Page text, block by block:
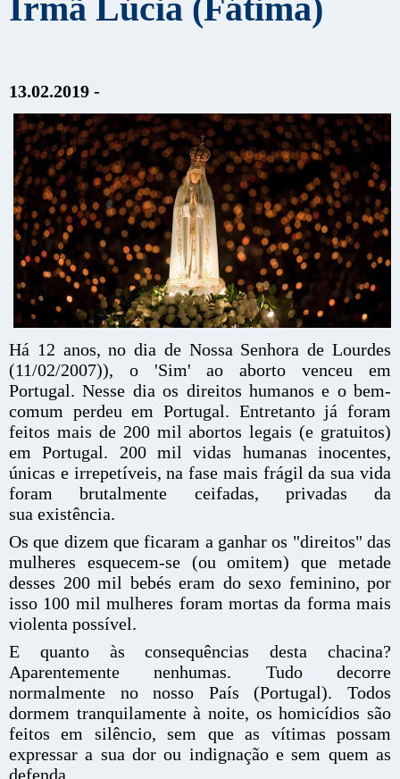
Irmã Lúcia (Fátima)
13.02.2019 -
Há 12 anos, no dia de Nossa Senhora de Lourdes
(11/02/2007)), o 'Sim' ao aborto venceu em
Portugal. Nesse dia os direitos humanos e o bem-
comum perdeu em Portugal. Entretanto já foram
feitos mais de 200 mil abortos legais (e gratuitos)
em Portugal. 200 mil vidas humanas inocentes,
únicas e irrepetíveis, na fase mais frágil da sua vida
foram brutalmente ceifadas, privadas da
sua existência.
Os que dizem que ficaram a ganhar os "direitos" das
mulheres esquecem-se (ou omitem) que metade
desses 200 mil bebés eram do sexo feminino, por
isso 100 mil mulheres foram mortas da forma mais
violenta possível.
E quanto às consequências desta chacina?
Aparentemente nenhumas. Tudo decorre
normalmente no nosso País (Portugal). Todos
dormem tranquilamente à noite, os homicídios são
feitos em silêncio, sem que as vítimas possam
expressar a sua dor ou indignação e sem quem as
defenda.